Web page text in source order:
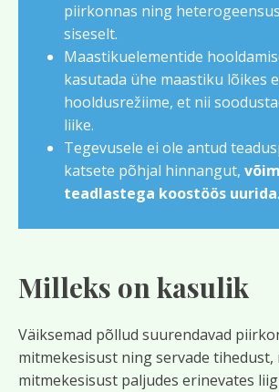
piirkonnas ning
siseselt.
Maastikuelementide
kasutada ühe maastiku lõikes
hooldusrežiime, et nii
liike.
Tegevusele ei ole antud
katsete põhjal hinnangut,
teadlastega koostöös uurida.
Milleks on kasulik
Väiksemad põllud suurendavad
mitmekesisust ning servade tihedust,
mitmekesisust paljudes erinevates